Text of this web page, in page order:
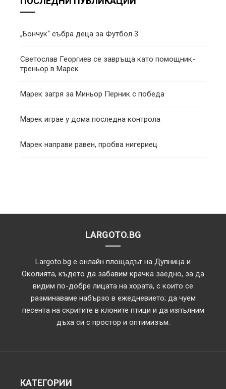
„Бончук“ събра деца за Футбол 3
Светослав Георгиев се завръща като помощник-
треньор в Марек
Марек загря за Миньор Перник с победа
Марек играе у дома последна контрола
Марек направи равен, пробва нигериец
LARGOTO.BG
Largoto.bg е онлайн площадът на Дупница и
Околията, където да забавим крачка заедно, за да
видим по-добре лицата на хората, с които се
разминаваме набързо в ежедневието; да чуем
песента на скритите в клоните птици и да изпълним
дъха си с простор и оптимизъм.
КАТЕГОРИИ